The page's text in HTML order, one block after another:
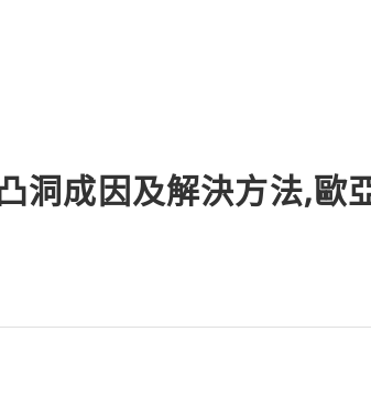
洞成因及解決方法,歐